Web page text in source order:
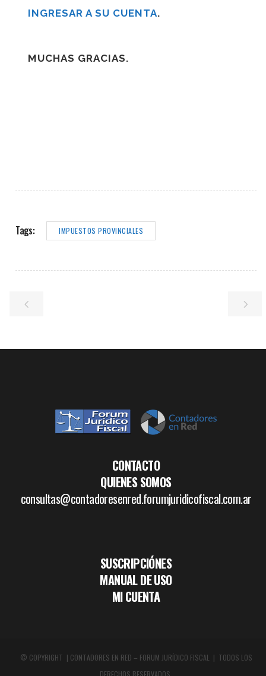
INGRESAR A SU CUENTA.
MUCHAS GRACIAS.
Tags: IMPUESTOS PROVINCIALES
CONTACTO
QUIENES SOMOS
consultas@contadoresenred.forumjuridicofiscal.com.ar
SUSCRIPCIÓNES
MANUAL DE USO
MI CUENTA
© COPYRIGHT | CONTADORES EN RED – FORUM JURÍDICO FISCAL | TODOS LOS
DERECHOS RESERVADOS.